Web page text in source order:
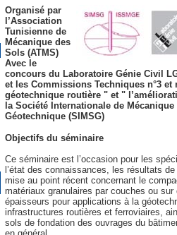
Organisé par
l’Association
Tunisienne de
Mécanique des
Sols (ATMS)
Avec le
concours du Laboratoire Génie Civil
et les Commissions Techniques n°3 et
géotechnique routière " et "
la Société Internationale de
Géotechnique (SIMSG)
Objectifs du séminaire
Ce séminaire est l’occasion pour les
l’état des connaissances, les résultats
mise au point récent concernant le
matériaux granulaires par couches ou sur
épaisseurs pour applications à la
infrastructures routières et ferroviaires,
sols de fondation des ouvrages du